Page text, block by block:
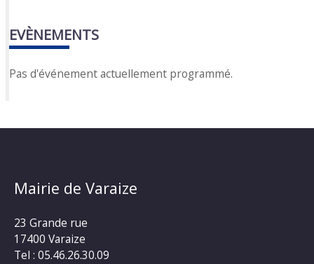
EVÈNEMENTS
Pas d'événement actuellement programmé.
Mairie de Varaize
23 Grande rue
17400 Varaize
Tel : 05.46.26.30.09